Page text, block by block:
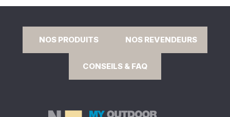
NOS PRODUITS NOS REVENDEURS
CONSEILS & FAQ